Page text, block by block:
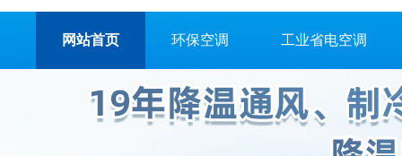
网站首页 环保空调 工业省电空调